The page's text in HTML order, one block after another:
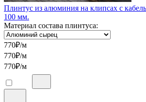
Плинтус из алюминия на клипсах с
100 мм.
Материал состава плинтуса:
770₽/м
770₽/м
770₽/м